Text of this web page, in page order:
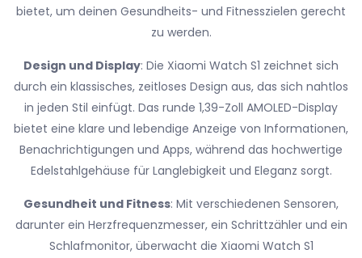
bietet, um deinen Gesundheits- und Fitnesszielen gerecht
zu werden.
Design und Display: Die Xiaomi Watch S1 zeichnet sich
durch ein klassisches, zeitloses Design aus, das sich nahtlos
in jeden Stil einfügt. Das runde 1,39-Zoll AMOLED-Display
bietet eine klare und lebendige Anzeige von Informationen,
Benachrichtigungen und Apps, während das hochwertige
Edelstahlgehäuse für Langlebigkeit und Eleganz sorgt.
Gesundheit und Fitness: Mit verschiedenen Sensoren,
darunter ein Herzfrequenzmesser, ein Schrittzähler und ein
Schlafmonitor, überwacht die Xiaomi Watch S1